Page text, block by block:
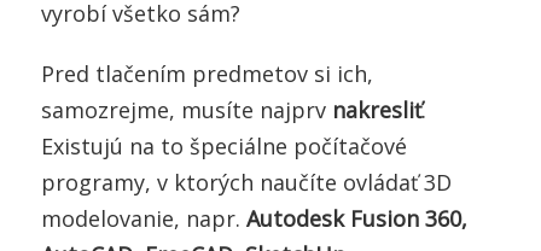
vyrobí všetko sám?
Pred tlačením predmetov si ich,
samozrejme, musíte najprv nakresliť.
Existujú na to špeciálne počítačové
programy, v ktorých naučíte ovládať 3D
modelovanie, napr. Autodesk Fusion 360,